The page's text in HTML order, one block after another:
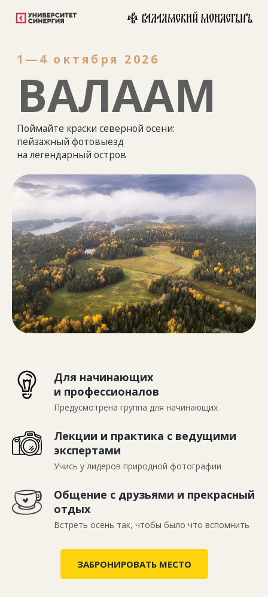
ВАЛААМ
Поймайте краски северной осени:
пейзажный фотовыезд
на легендарный остров
Для начинающих
и профессионалов
Предусмотрена группа для начинающих
Лекции и практика с ведущими
экспертами
Учись у лидеров природной фотографии
Общение с друзьями и прекрасный
отдых
Встреть осень так, чтобы было что вспомнить
ЗАБРОНИРОВАТЬ МЕСТО